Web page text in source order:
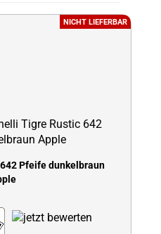
NICHT LIEFERBAR
Pfeife dunkelbraun